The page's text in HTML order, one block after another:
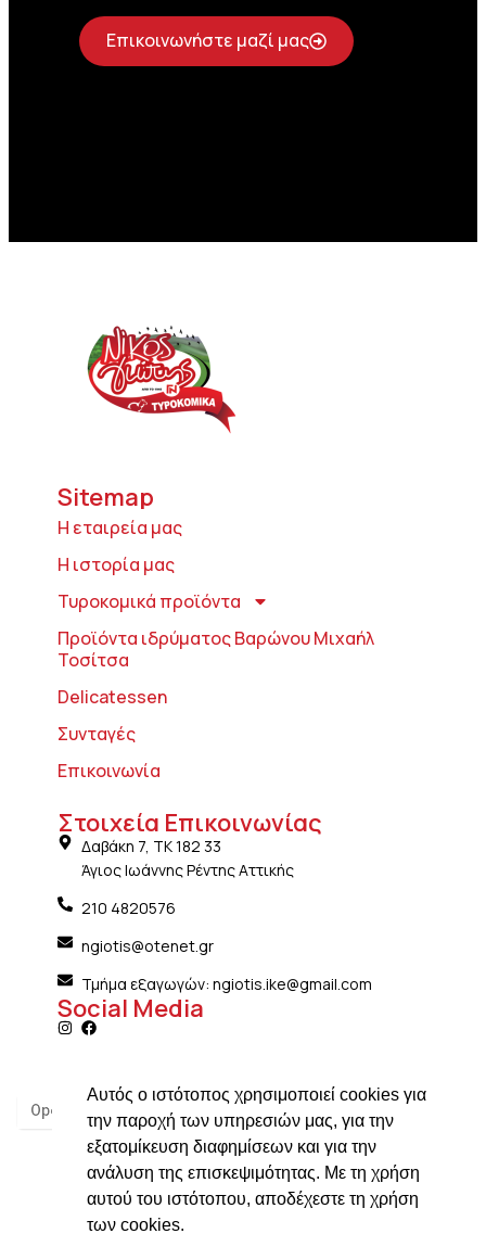
Αυτός ο ιστότοπος χρησιμοποιεί cookies για
την παροχή των υπηρεσιών μας, για την
εξατομίκευση διαφημίσεων και για την
ανάλυση της επισκεψιμότητας. Με τη χρήση
αυτού του ιστότοπου, αποδέχεστε τη χρήση
των cookies.
Επικοινωνήστε μαζί μας
Sitemap
Η εταιρεία μας
Η ιστορία μας
Τυροκομικά προϊόντα
Προϊόντα ιδρύματος Βαρώνου Μιχαήλ
Τοσίτσα
Delicatessen
Συνταγές
Επικοινωνία
Στοιχεία Επικοινωνίας
Δαβάκη 7, ΤΚ 182 33
Άγιος Ιωάννης Ρέντης Αττικής
210 4820576
ngiotis@otenet.gr
Τμήμα εξαγωγών: ngiotis.ike@gmail.com
Social Media